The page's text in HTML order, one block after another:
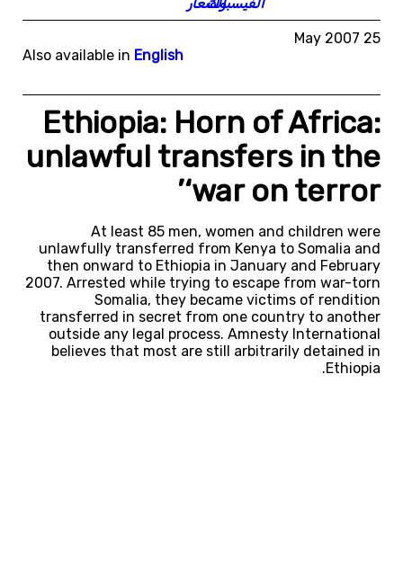
25 May 2007
Also available in English
Ethiopia: Horn of Africa:
unlawful transfers in the
‘war on terror’
At least 85 men, women and children were
unlawfully transferred from Kenya to Somalia and
then onward to Ethiopia in January and February
2007. Arrested while trying to escape from war-torn
Somalia, they became victims of rendition
transferred in secret from one country to another
outside any legal process. Amnesty International
believes that most are still arbitrarily detained in
Ethiopia.